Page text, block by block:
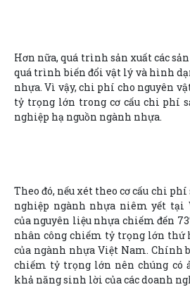
Hơn nữa, quá trình sản xuất các
quá trình biến đổi vật lý và hình
nhựa. Vì vậy, chi phí cho nguyên
tỷ trọng lớn trong cơ cấu chi phí
nghiệp hạ nguồn ngành nhựa.
Theo đó, nếu xét theo cơ cấu chi
nghiệp ngành nhựa niêm yết
của nguyên liệu nhựa chiếm đến
nhân công chiếm tỷ trọng lớn thứ
của ngành nhựa Việt Nam. Chính
chiếm tỷ trọng lớn nên chúng có
khả năng sinh lời của các doanh